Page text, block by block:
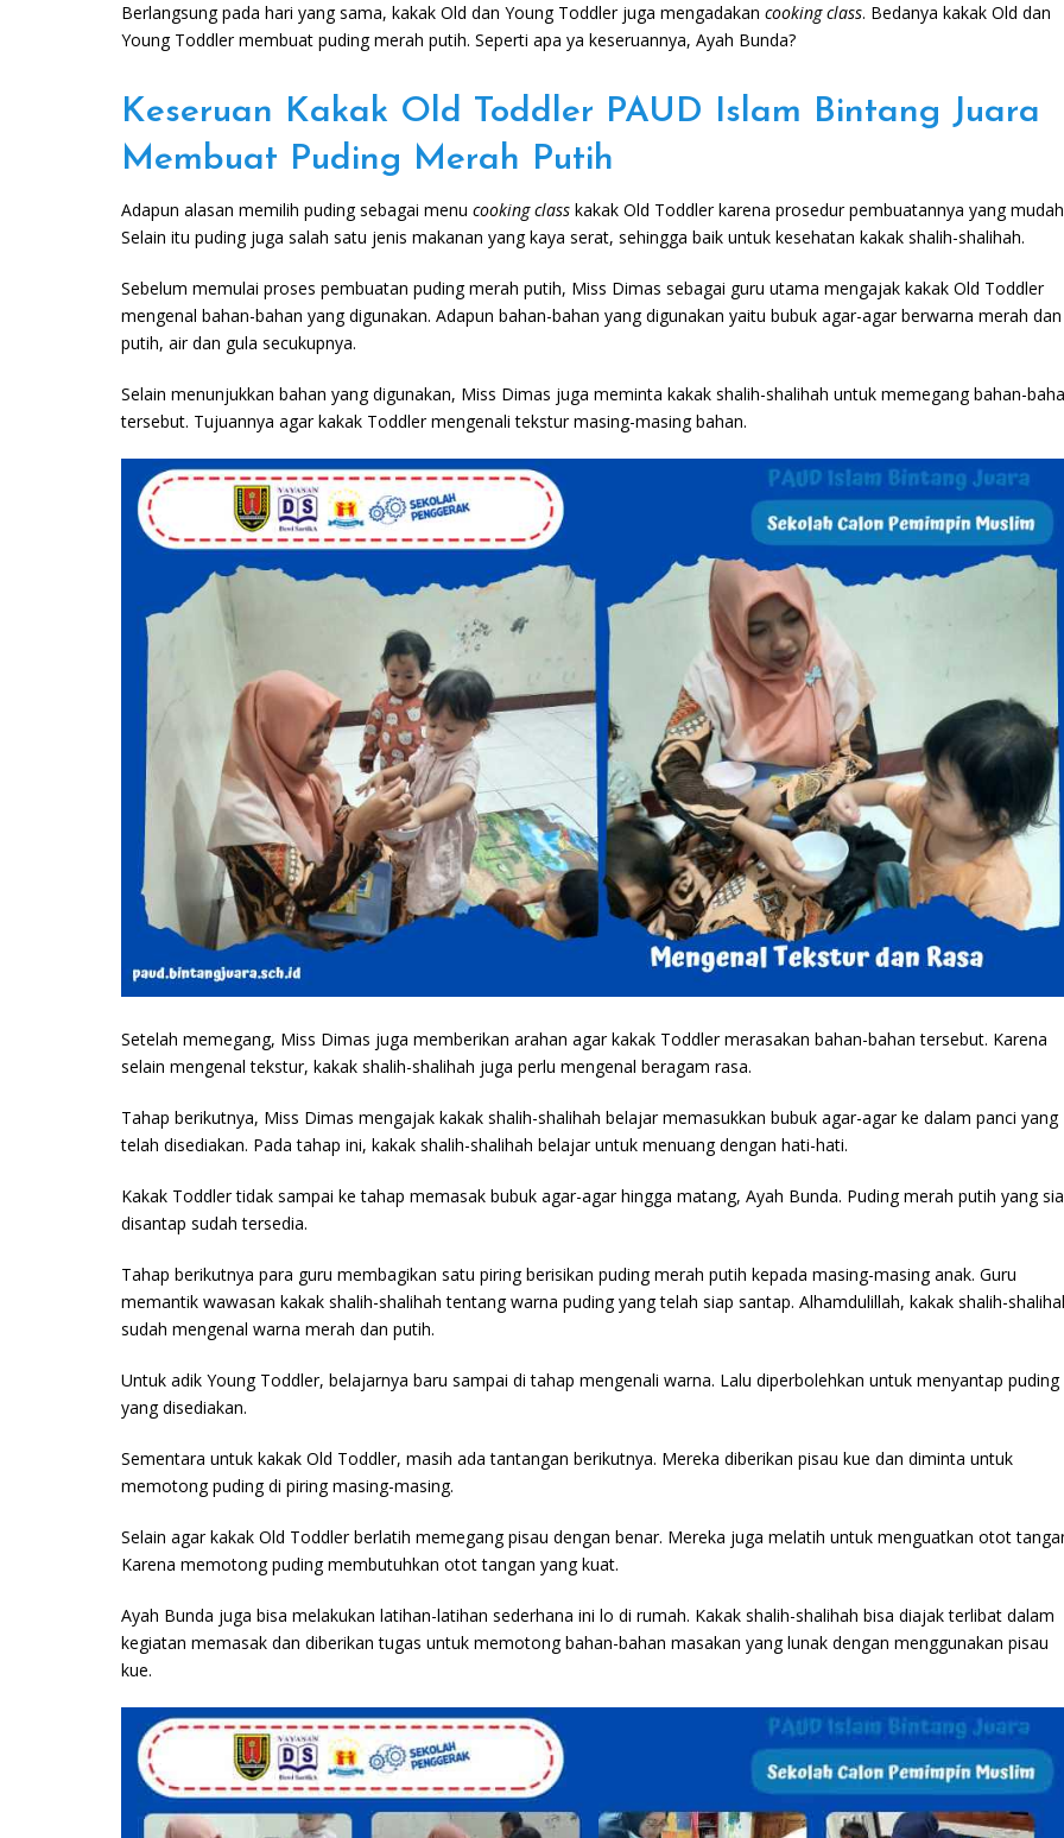
Berlangsung pada hari yang sama, kakak Old dan Young Toddler juga mengadakan cooking class. Bedanya kakak Old dan
Young Toddler membuat puding merah putih. Seperti apa ya keseruannya, Ayah Bunda?
Keseruan Kakak Old Toddler PAUD Islam Bintang Juara
Membuat Puding Merah Putih
Adapun alasan memilih puding sebagai menu cooking class kakak Old Toddler karena prosedur pembuatannya yang
Selain itu puding juga salah satu jenis makanan yang kaya serat, sehingga baik untuk kesehatan kakak shalih-shalihah.
Sebelum memulai proses pembuatan puding merah putih, Miss Dimas sebagai guru utama mengajak kakak Old Toddler
mengenal bahan-bahan yang digunakan. Adapun bahan-bahan yang digunakan yaitu bubuk agar-agar berwarna merah dan
putih, air dan gula secukupnya.
Selain menunjukkan bahan yang digunakan, Miss Dimas juga meminta kakak shalih-shalihah untuk memegang bahan-
tersebut. Tujuannya agar kakak Toddler mengenali tekstur masing-masing bahan.
Setelah memegang, Miss Dimas juga memberikan arahan agar kakak Toddler merasakan bahan-bahan tersebut. Karena
selain mengenal tekstur, kakak shalih-shalihah juga perlu mengenal beragam rasa.
Tahap berikutnya, Miss Dimas mengajak kakak shalih-shalihah belajar memasukkan bubuk agar-agar ke dalam panci yang
telah disediakan. Pada tahap ini, kakak shalih-shalihah belajar untuk menuang dengan hati-hati.
Kakak Toddler tidak sampai ke tahap memasak bubuk agar-agar hingga matang, Ayah Bunda. Puding merah putih yang
disantap sudah tersedia.
Tahap berikutnya para guru membagikan satu piring berisikan puding merah putih kepada masing-masing anak. Guru
memantik wawasan kakak shalih-shalihah tentang warna puding yang telah siap santap. Alhamdulillah, kakak shalih-
sudah mengenal warna merah dan putih.
Untuk adik Young Toddler, belajarnya baru sampai di tahap mengenali warna. Lalu diperbolehkan untuk menyantap puding
yang disediakan.
Sementara untuk kakak Old Toddler, masih ada tantangan berikutnya. Mereka diberikan pisau kue dan diminta untuk
memotong puding di piring masing-masing.
Selain agar kakak Old Toddler berlatih memegang pisau dengan benar. Mereka juga melatih untuk menguatkan otot
Karena memotong puding membutuhkan otot tangan yang kuat.
Ayah Bunda juga bisa melakukan latihan-latihan sederhana ini lo di rumah. Kakak shalih-shalihah bisa diajak terlibat dalam
kegiatan memasak dan diberikan tugas untuk memotong bahan-bahan masakan yang lunak dengan menggunakan pisau
kue.